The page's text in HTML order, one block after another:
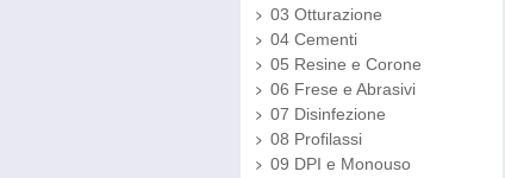
03 Otturazione
04 Cementi
05 Resine e Corone
06 Frese e Abrasivi
07 Disinfezione
08 Profilassi
09 DPI e Monouso